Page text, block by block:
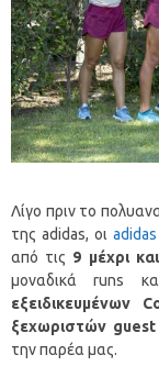
Λίγο πριν το
της adidas, οι
από τις 9 μέχρι
μοναδικά runs
εξειδικευμένων
ξεχωριστών guest
την παρέα μας.